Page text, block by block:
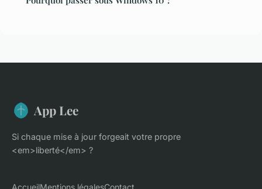
App Lee
Si chaque mise à jour forgeait votre propre
<em>liberté</em> ?
AccueilMentions légalesContact